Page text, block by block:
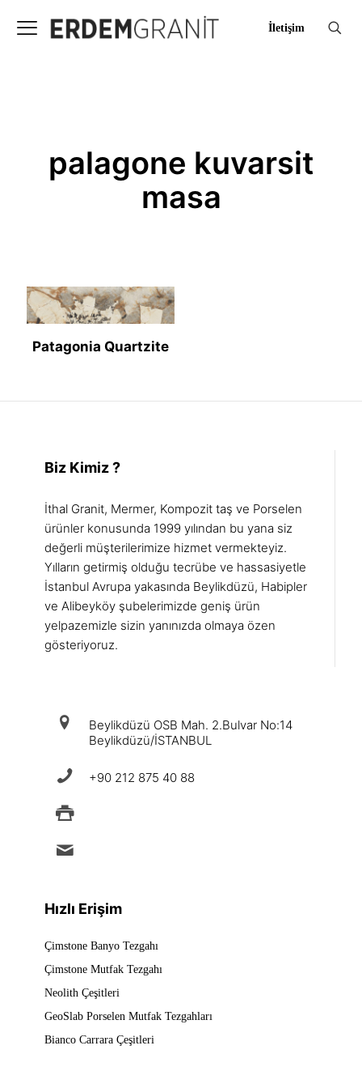
İletişim
palagone kuvarsit
masa
Patagonia Quartzite
Biz Kimiz ?
İthal Granit, Mermer, Kompozit taş ve Porselen
ürünler konusunda 1999 yılından bu yana siz
değerli müşterilerimize hizmet vermekteyiz.
Yılların getirmiş olduğu tecrübe ve hassasiyetle
İstanbul Avrupa yakasında Beylikdüzü, Habipler
ve Alibeyköy şubelerimizde geniş ürün
yelpazemizle sizin yanınızda olmaya özen
gösteriyoruz.
Beylikdüzü OSB Mah. 2.Bulvar No:14
Beylikdüzü/İSTANBUL
+90 212 875 40 88
Hızlı Erişim
Çimstone Banyo Tezgahı
Çimstone Mutfak Tezgahı
Neolith Çeşitleri
GeoSlab Porselen Mutfak Tezgahları
Bianco Carrara Çeşitleri